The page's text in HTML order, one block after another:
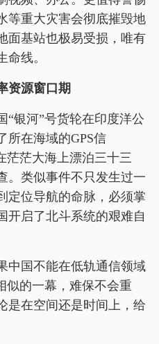
等重大灾害会彻底摧毁地
面基站也极易受损，唯有
线。
资源窗口期
“银河”号货轮在印度洋公
所在海域的GPS信
茫茫大海上漂泊三十三
。类似事件不只发生过一
定位导航的命脉，必须掌
开启了北斗系统的艰难自
中国不能在低轨通信领域
似的一幕，难保不会重
是在空间还是时间上，给